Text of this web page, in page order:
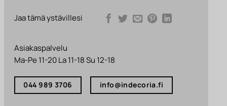
Jaa tämä ystävillesi
Asiakaspalvelu
Ma-Pe 11-20 La 11-18 Su 12-18
044 989 3706 info@indecoria.fi